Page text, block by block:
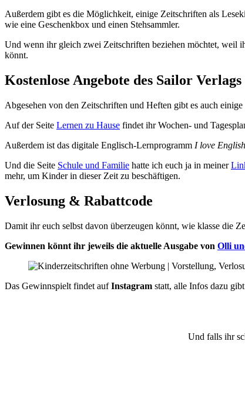
Außerdem gibt es die Möglichkeit, einige Zeitschriften als
wie eine Geschenkbox und einen Stehsammler.
Und wenn ihr gleich zwei Zeitschriften beziehen möchtet, weil
könnt.
Kostenlose Angebote des Sailor Verlags
Abgesehen von den Zeitschriften und Heften gibt es auch
Auf der Seite Lernen zu Hause findet ihr Wochen- und
Außerdem ist das digitale Englisch-Lernprogramm I love
Und die Seite Schule und Familie hatte ich euch ja in meiner
mehr, um Kinder in dieser Zeit zu beschäftigen.
Verlosung & Rabattcode
Damit ihr euch selbst davon überzeugen könnt, wie klasse die
Gewinnen könnt ihr jeweils die aktuelle Ausgabe von Olli
Das Gewinnspielt findet aufInstagram statt, alle Infos dazu
Und falls ihr